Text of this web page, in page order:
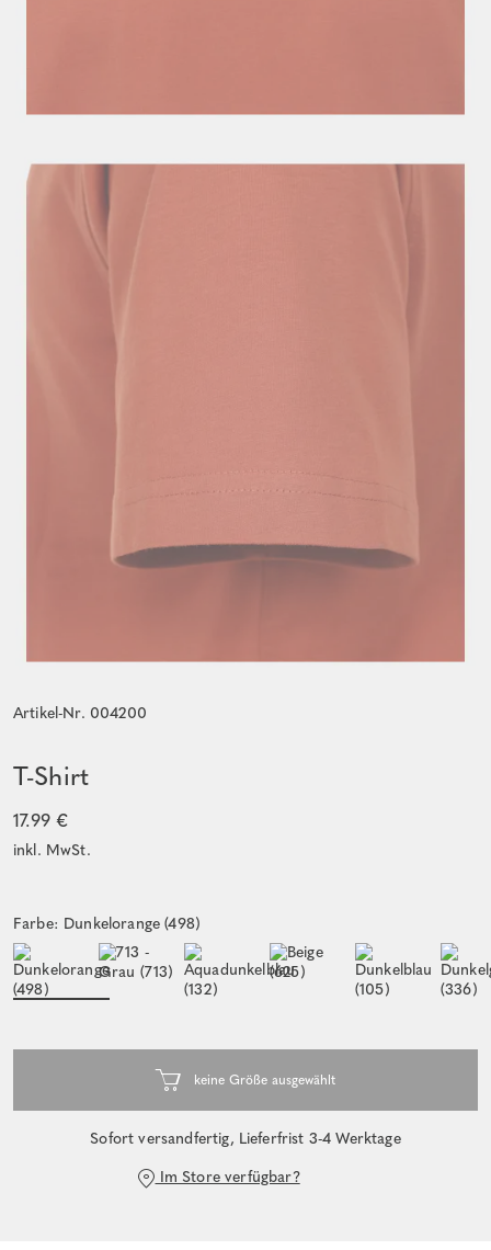
Artikel-Nr. 004200
T-Shirt
17.99 €
inkl. MwSt.
Farbe: Dunkelorange (498)
Sofort versandfertig, Lieferfrist 3-4 Werktage
Im Store verfügbar?